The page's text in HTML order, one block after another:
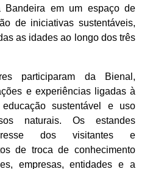
Bandeira em um espaço de
de iniciativas sustentáveis,
as idades ao longo dos três
participaram da Bienal,
e experiências ligadas à
educação sustentável e uso
naturais. Os estandes
dos visitantes e
de troca de conhecimento
empresas, entidades e a